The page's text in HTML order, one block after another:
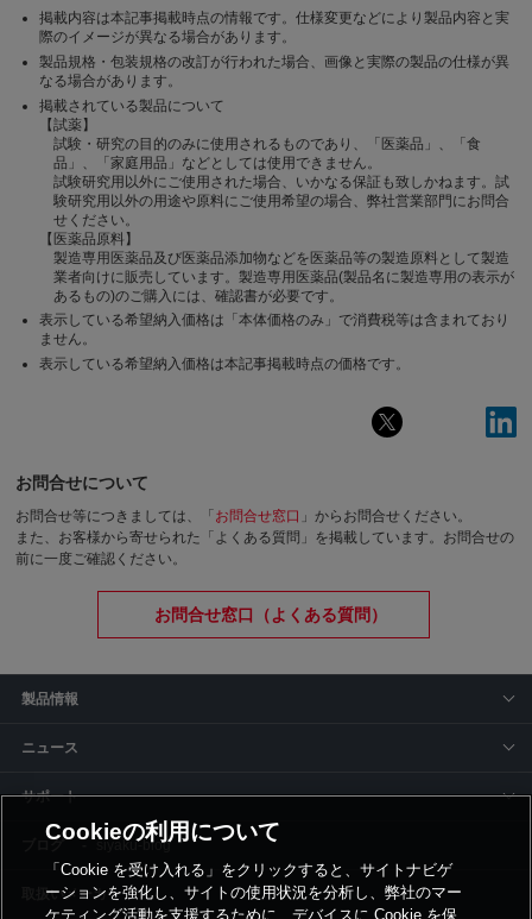
掲載内容は本記事掲載時点の情報です。仕様変更などにより製品内容と実
際のイメージが異なる場合があります。
製品規格・包装規格の改訂が行われた場合、画像と実際の製品の仕様が異
なる場合があります。
掲載されている製品について
【試薬】
試験・研究の目的のみに使用されるものであり、「医薬品」、「食
品」、「家庭用品」などとしては使用できません。
試験研究用以外にご使用された場合、いかなる保証も致しかねます。試
験研究用以外の用途や原料にご使用希望の場合、弊社営業部門にお問合
せください。
【医薬品原料】
製造専用医薬品及び医薬品添加物などを医薬品等の製造原料として製造
業者向けに販売しています。製造専用医薬品(製品名に製造専用の表示が
あるもの)のご購入には、確認書が必要です。
表示している希望納入価格は「本体価格のみ」で消費税等は含まれており
ません。
表示している希望納入価格は本記事掲載時点の価格です。
お問合せについて
お問合せ等につきましては、「 お問合せ窓口 」からお問合せください。
また、お客様から寄せられた「よくある質問」を掲載しています。お問合せの
前に一度ご確認ください。
お問合せ窓口（よくある質問）
製品情報
ニュース
サポート
siyaku-blog
取扱いメーカー
Cookieの利用について
「Cookie を受け入れる」をクリックすると、サイトナビゲ
ーションを強化し、サイトの使用状況を分析し、弊社のマー
ケティング活動を支援するために、デバイスに Cookie を保